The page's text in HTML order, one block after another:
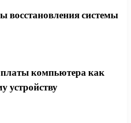
восстановления системы
компьютера как
устройству